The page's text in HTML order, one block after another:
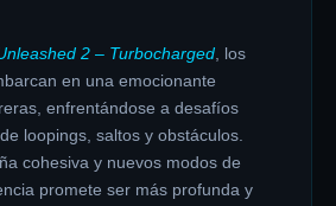
2 – Turbocharged , los
en una emocionante
enfrentándose a desafíos
loopings, saltos y obstáculos.
cohesiva y nuevos modos de
promete ser más profunda y